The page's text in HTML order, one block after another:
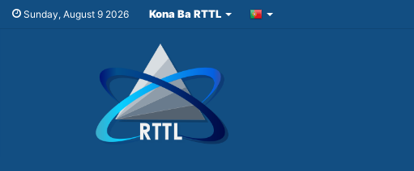
Sunday, August 9 2026 Kona Ba RTTL